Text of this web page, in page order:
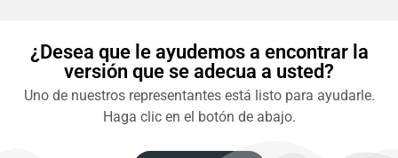
¿Desea que le ayudemos a encontrar la
versión que se adecua a usted?
Uno de nuestros representantes está listo para ayudarle.
Haga clic en el botón de abajo.